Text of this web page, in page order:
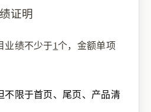
证明
业绩不少于1个， 金额单项
不限于首页、尾页、产品清